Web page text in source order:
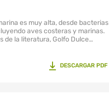
es muy alta, desde bacterias
aves costeras y marinas.
de la literatura, Golfo Dulce
DESCARGAR PDF